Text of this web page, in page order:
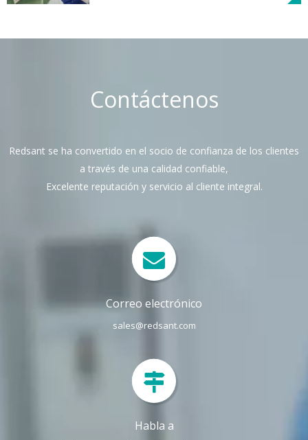
Contáctenos
Redsant se ha convertido en el socio de confianza de los clientes
a través de una calidad confiable,
Excelente reputación y servicio al cliente integral.
Correo electrónico
sales@redsant.com
Habla a